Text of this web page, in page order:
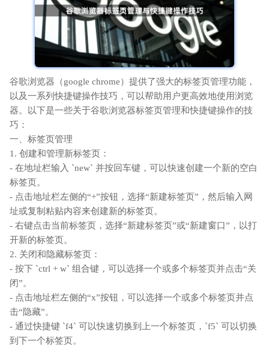
谷歌浏览器（google chrome）提供了强大的标签页管理功能，
以及一系列快捷键操作技巧，可以帮助用户更高效地使用浏览
器。以下是一些关于谷歌浏览器标签页管理和快捷键操作的技
巧：
一、标签页管理
1. 创建和管理新标签页：
- 在地址栏输入 `new` 并按回车键，可以快速创建一个新的空白
标签页。
- 点击地址栏左侧的“+”按钮，选择“新建标签页”，然后输入网
址或复制粘贴内容来创建新的标签页。
- 右键点击当前标签页，选择“新建标签页”或“新建窗口”，以打
开新的标签页。
2. 关闭和隐藏标签页：
- 按下 `ctrl + w` 组合键，可以选择一个或多个标签页并点击“关
闭”。
- 点击地址栏左侧的“x”按钮，可以选择一个或多个标签页并点
击“隐藏”。
- 通过快捷键 `f4` 可以快速切换到上一个标签页，`f5` 可以切换
到下一个标签页。